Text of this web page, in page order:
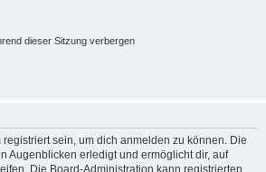
dieser Sitzung verbergen
registriert sein, um dich anmelden zu können. Die
Augenblicken erledigt und ermöglicht dir, auf
Die Board-Administration kann registrierten